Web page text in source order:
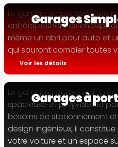
Garages
Le garage simple demeure
entrées restreintes en
même un abri pour auto et
qui sauront combler toutes
Voir les détails
Garages à
Le garage à portes
spacieuse et polyvalente
besoins de stationnement
design ingénieux, il
votre voiture et un espace